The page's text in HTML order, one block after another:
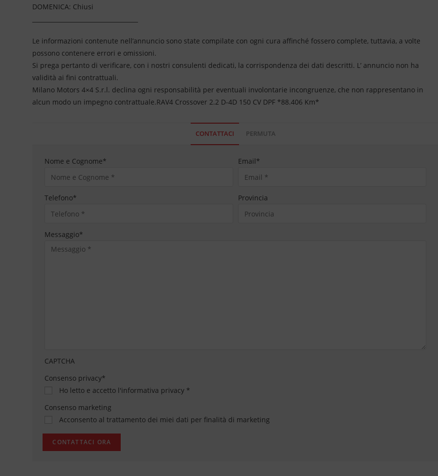
DOMENICA: Chiusi
Le informazioni contenute nell’annuncio sono state compilate con ogni cura affinché fossero complete, tuttavia, a volte
possono contenere errori e omissioni.
Si prega pertanto di verificare, con i nostri consulenti dedicati, la corrispondenza dei dati descritti. L’ annuncio non ha
validità ai fini contrattuali.
Milano Motors 4×4 S.r.l. declina ogni responsabilità per eventuali involontarie incongruenze, che non rappresentano in
alcun modo un impegno contrattuale.RAV4 Crossover 2.2 D-4D 150 CV DPF *88.406 Km*
CONTATTACI PERMUTA
Nome e Cognome* Email*
Telefono* Provincia
Messaggio*
CAPTCHA
Consenso privacy*
Ho letto e accetto l'informativa privacy *
Consenso marketing
Acconsento al trattamento dei miei dati per finalità di marketing